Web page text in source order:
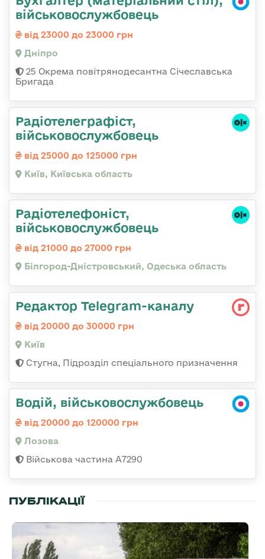
військовослужбовець
від 23000 до 23000 грн
Дніпро
25 Окрема повітрянодесантна Січеславська
Бригада
Радіотелеграфіст,
військовослужбовець
від 25000 до 125000 грн
Київ, Київська область
Радіотелефоніст,
військовослужбовець
від 21000 до 27000 грн
Білгород-Дністровський, Одеська область
Редактор Telegram-каналу
від 20000 до 30000 грн
Київ
Стугна, Підрозділ спеціального призначення
Водій, військовослужбовець
від 20000 до 120000 грн
Лозова
Військова частина А7290
ПУБЛІКАЦІЇ